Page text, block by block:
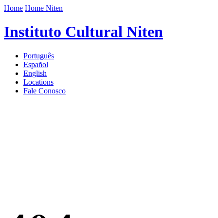
Home Home Niten
Instituto Cultural Niten
Português
Español
English
Locations
Fale Conosco